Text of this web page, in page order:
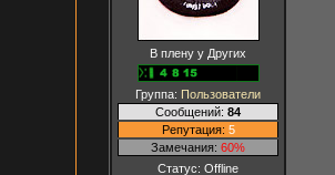
В плену у Других
Группа: Пользователи
Сообщений: 84
Репутация: 5
Замечания: 60%
Статус: Offline